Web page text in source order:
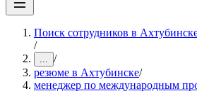
Поиск сотрудников в
/
... /
резюме в Ахтубинске/
менеджер по международным